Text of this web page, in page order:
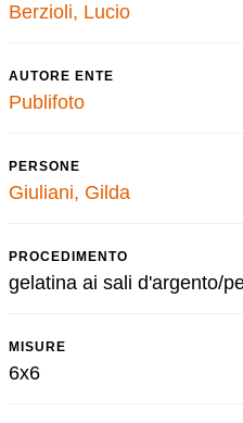
Berzioli, Lucio
AUTORE ENTE
Publifoto
PERSONE
Giuliani, Gilda
PROCEDIMENTO
gelatina ai sali d'argento/
MISURE
6x6